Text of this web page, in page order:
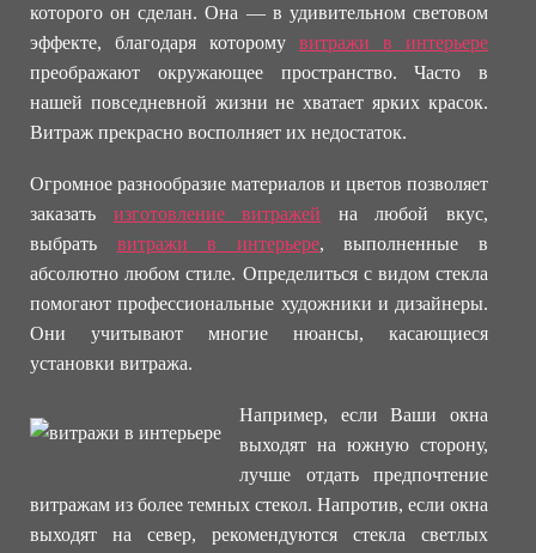
которого он сделан. Она — в удивительном световом
эффекте, благодаря которому витражи в интерьере
преображают окружающее пространство. Часто в
нашей повседневной жизни не хватает ярких красок.
Витраж прекрасно восполняет их недостаток.
Огромное разнообразие материалов и цветов позволяет
заказать изготовление витражей на любой вкус,
выбрать витражи в интерьере, выполненные в
абсолютно любом стиле. Определиться с видом стекла
помогают профессиональные художники и дизайнеры.
Они учитывают многие нюансы, касающиеся
установки витража.
Например, если Ваши окна
выходят на южную сторону,
лучше отдать предпочтение
витражам из более темных стекол. Напротив, если окна
выходят на север, рекомендуются стекла светлых